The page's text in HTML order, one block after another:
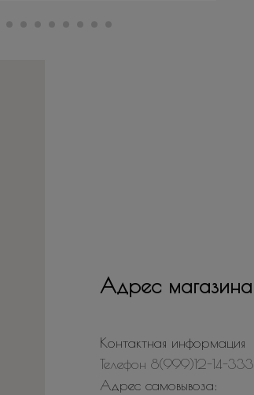
Адрес магазина
Контактная информация
Телефон 8(999)12-14-333
Адрес самовывоза: